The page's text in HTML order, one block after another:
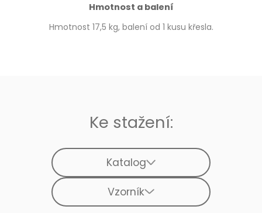
Hmotnost a balení
Hmotnost 17,5 kg, balení od 1 kusu křesla.
Ke stažení:
Katalog
Vzorník